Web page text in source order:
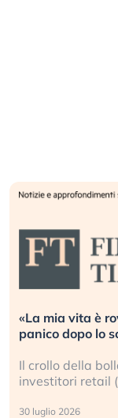
«La mia vita è
panico dopo lo
Il crollo della
investitori retail
30 luglio 2026